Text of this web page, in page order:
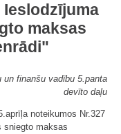
maksas
finanšu vadību 5.panta
devīto daļu
noteikumos Nr.327
sniegto maksas